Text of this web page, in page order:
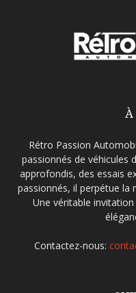
À
Rétro Passion
passionnés de véhicules
approfondis, des essais
passionnés, il perpétue la
Une véritable
Contactez-nous: